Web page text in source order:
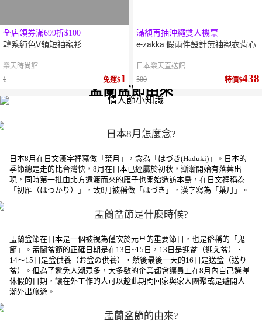
全店領券滿699折$100
韓系純色V領短袖襯衫
樂天時尚館
1
免運 1
滿額再抽沖繩雙人機票
e-zakka 假兩件設計無袖襯衣背心
日本樂天直送館
500
特價 438
盂蘭盆節由來
日本8月怎麼念?
日本8月在日文漢字裡寫做「葉月」，念為「はづき(Haduki)」。日本的
季節總是走的比台灣快，8月在日本已經屬於初秋，漸漸開始有落葉出
現，同時第一批由北方遠渡而來的雁子也開始造訪本島，在日文裡稱為
「初雁（はつかり）」，故8月被稱做「はづき」，漢字寫為「葉月」。
盂蘭盆節是什麼時候?
盂蘭盆節在日本是一個被視為僅次於元旦的重要節日，也是俗稱的「鬼
節」。盂蘭盆節的正確日期是在13日~15日，13日是迎盆（迎え盆）、
14～15日是盆供養（お盆の供養），然後最後一天的16日是送盆（送り
盆）。但為了避免人潮眾多，大多數的企業都會讓員工在8月內自己選擇
休假的日期，讓在外工作的人可以趁此期間回家與家人團聚或是避開人
潮外出旅遊。
盂蘭盆節的由來?